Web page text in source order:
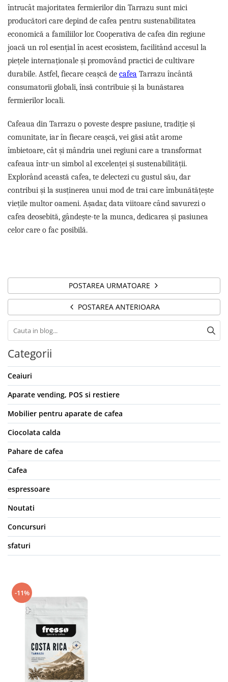
întrucât majoritatea fermierilor din Tarrazu sunt mici
producători care depind de cafea pentru sustenabilitatea
economică a familiilor lor. Cooperativa de cafea din regiune
joacă un rol esențial în acest ecosistem, facilitând accesul la
piețele internaționale și promovând practici de cultivare
durabile. Astfel, fiecare ceașcă de cafea Tarrazu încântă
consumatorii globali, însă contribuie și la bunăstarea
fermierilor locali.
Cafeaua din Tarrazu o poveste despre pasiune, tradiție și
comunitate, iar în fiecare ceașcă, vei găsi atât arome
îmbietoare, cât și mândria unei regiuni care a transformat
cafeaua într-un simbol al excelenței și sustenabilității.
Explorând această cafea, te delectezi cu gustul său, dar
contribui și la susținerea unui mod de trai care îmbunătățește
viețile multor oameni. Așadar, data viitoare când savurezi o
cafea deosebită, gândește-te la munca, dedicarea și pasiunea
celor care o fac posibilă.
POSTAREA URMATOARE
POSTAREA ANTERIOARA
Categorii
Ceaiuri
Aparate vending, POS si restiere
Mobilier pentru aparate de cafea
Ciocolata calda
Pahare de cafea
Cafea
espressoare
Noutati
Concursuri
sfaturi
-11%